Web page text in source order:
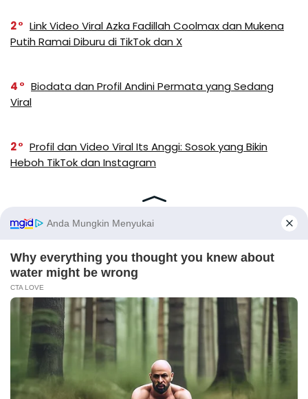
2
Link Video Viral Azka Fadillah Coolmax dan Mukena
Putih Ramai Diburu di TikTok dan X
4
Biodata dan Profil Andini Permata yang Sedang
Viral
2
Profil dan Video Viral Its Anggi: Sosok yang Bikin
Heboh TikTok dan Instagram
X